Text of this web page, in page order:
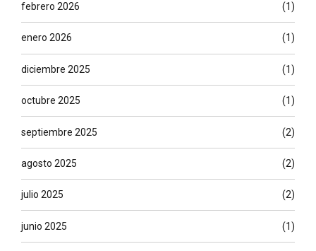
febrero 2026 (1)
enero 2026 (1)
diciembre 2025 (1)
octubre 2025 (1)
septiembre 2025 (2)
agosto 2025 (2)
julio 2025 (2)
junio 2025 (1)